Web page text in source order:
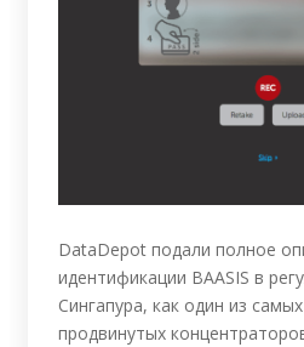
DataDepot подали полное
идентификации BAASIS в
Сингапура, как один из
продвинутых